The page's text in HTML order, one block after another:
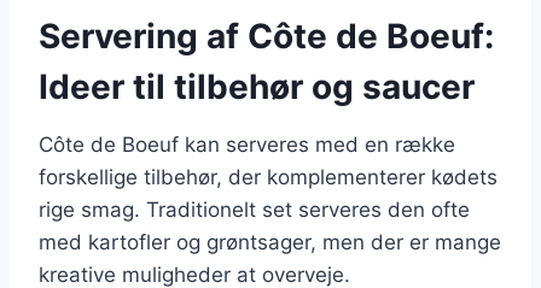
Servering af Côte de Boeuf:
Ideer til tilbehør og saucer
Côte de Boeuf kan serveres med en række
forskellige tilbehør, der komplementerer kødets
rige smag. Traditionelt set serveres den ofte
med kartofler og grøntsager, men der er mange
kreative muligheder at overveje.